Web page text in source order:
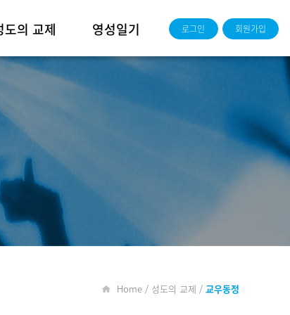
도의 교제
새가족소개
주보
사진
영상
영성일기
담임목사 영성일기
성경공부반
로그인 회원가입
Home / 성도의 교제 / 교우동정